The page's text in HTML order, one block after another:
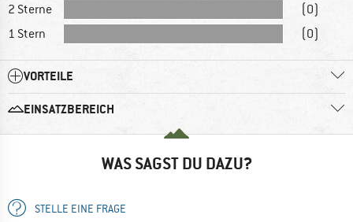
2 Sterne
(0)
1 Stern
(0)
VORTEILE
EINSATZBEREICH
WAS SAGST DU DAZU?
STELLE EINE FRAGE